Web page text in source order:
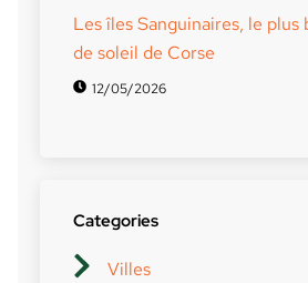
Les îles Sanguinaires, le plus
de soleil de Corse
12/05/2026
Categories
Villes